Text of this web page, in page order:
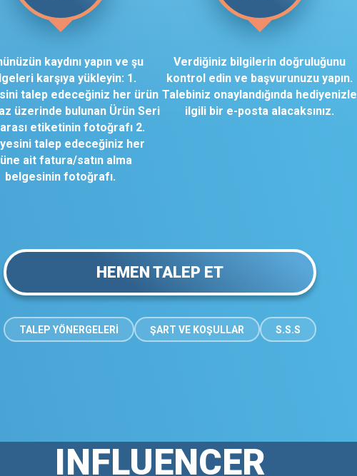
kaydını yapın ve şu
karşıya yükleyin: 1.
talep edeceğiniz her ürün
üzerinde bulunan Ürün Seri
etiketinin fotoğrafı 2.
talep edeceğiniz her
ait fatura/satın alma
belgesinin fotoğrafı.
Verdiğiniz bilgilerin doğruluğunu
kontrol edin ve başvurunuzu yapın.
Talebiniz onaylandığında hediyenizle
ilgili bir e-posta alacaksınız.
HEMEN TALEP ET
TALEP YÖNERGELERİ ŞART VE KOŞULLAR S.S.S
INFLUENCER
STOK VAR
STOK VAR